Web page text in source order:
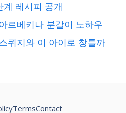
레시피 공개
르베키나 분갈이 노하우
퀴지와 이 아이로 창틀까
TermsContact